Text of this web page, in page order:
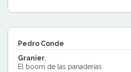
Pedro Conde
Granier
El boom de las panaderías